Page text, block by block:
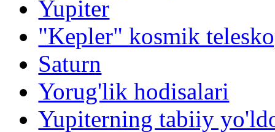
Yupiter
"Kepler" kosmik
Saturn
Yorug'lik hodisalari
Yupiterning tabiiy